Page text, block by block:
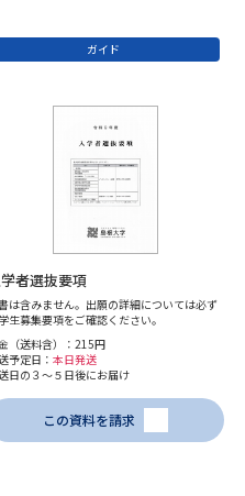
ガイド
者選抜要項
は含みません。出願の詳細については必ず
生募集要項をご確認ください。
（送料含）：215円
予定日： 本日発送
日の３～５日後にお届け
この資料を請求